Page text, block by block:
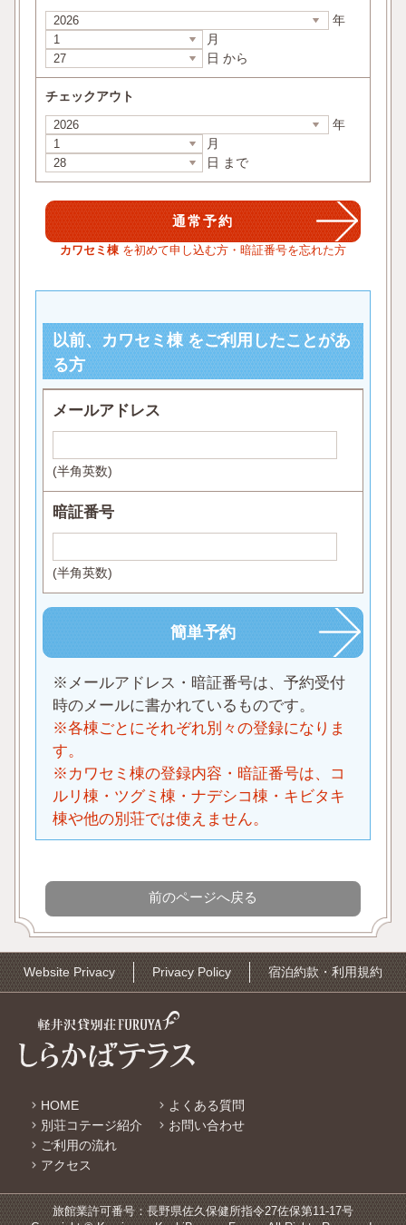
年
月
日 から
チェックアウト
年
月
日 まで
カワセミ棟 を初めて申し込む方・暗証番号を忘れた方
以前、カワセミ棟 をご利用したことがあ
る方
メールアドレス
(半角英数)
暗証番号
(半角英数)
※メールアドレス・暗証番号は、予約受付
時のメールに書かれているものです。
※各棟ごとにそれぞれ別々の登録になりま
す。
※カワセミ棟の登録内容・暗証番号は、コ
ルリ棟・ツグミ棟・ナデシコ棟・キビタキ
棟や他の別荘では使えません。
Website Privacy Privacy Policy 宿泊約款・利用規約
HOME
別荘コテージ紹介
ご利用の流れ
アクセス
よくある質問
お問い合わせ
旅館業許可番号：長野県佐久保健所指令27佐保第11-17号